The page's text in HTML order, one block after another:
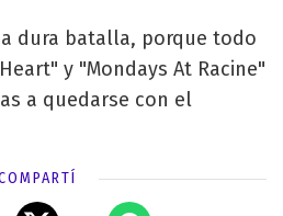
dura batalla, porque todo
y "Mondays At Racine"
a quedarse con el